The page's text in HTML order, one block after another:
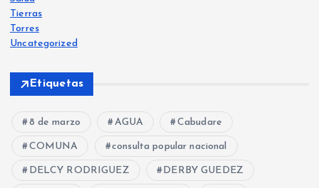
Tierras
Torres
Uncategorized
Etiquetas
8 de marzo AGUA Cabudare
COMUNA consulta popular nacional
DELCY RODRIGUEZ DERBY GUEDEZ